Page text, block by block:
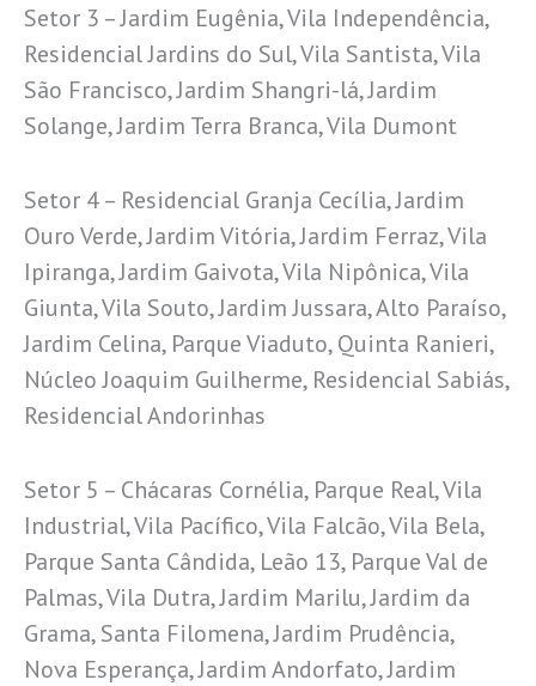
Setor 3 – Jardim Eugênia, Vila Independência,
Residencial Jardins do Sul, Vila Santista, Vila
São Francisco, Jardim Shangri-lá, Jardim
Solange, Jardim Terra Branca, Vila Dumont
Setor 4 – Residencial Granja Cecília, Jardim
Ouro Verde, Jardim Vitória, Jardim Ferraz, Vila
Ipiranga, Jardim Gaivota, Vila Nipônica, Vila
Giunta, Vila Souto, Jardim Jussara, Alto Paraíso,
Jardim Celina, Parque Viaduto, Quinta Ranieri,
Núcleo Joaquim Guilherme, Residencial Sabiás,
Residencial Andorinhas
Setor 5 – Chácaras Cornélia, Parque Real, Vila
Industrial, Vila Pacífico, Vila Falcão, Vila Bela,
Parque Santa Cândida, Leão 13, Parque Val de
Palmas, Vila Dutra, Jardim Marilu, Jardim da
Grama, Santa Filomena, Jardim Prudência,
Nova Esperança, Jardim Andorfato, Jardim